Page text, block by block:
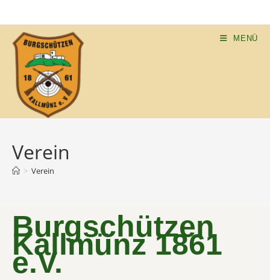
MENÜ
Verein
> Verein
Burgschützen
Kallmünz 1861
e.V.